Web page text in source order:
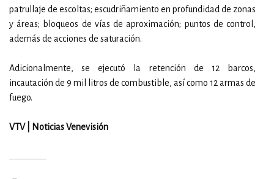
patrullaje de escoltas; escudriñamiento en profundidad de zonas
y áreas; bloqueos de vías de aproximación; puntos de control,
además de acciones de saturación.
Adicionalmente, se ejecutó la retención de 12 barcos,
incautación de 9 mil litros de combustible, así como 12 armas de
fuego.
VTV | Noticias Venevisión